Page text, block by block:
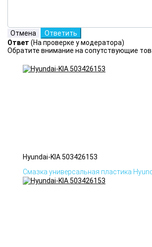
Ответ (На проверке у модератора)
Обратите внимание на сопутствующие
Hyundai-KIA 503426153
Смазка универсальная пластика